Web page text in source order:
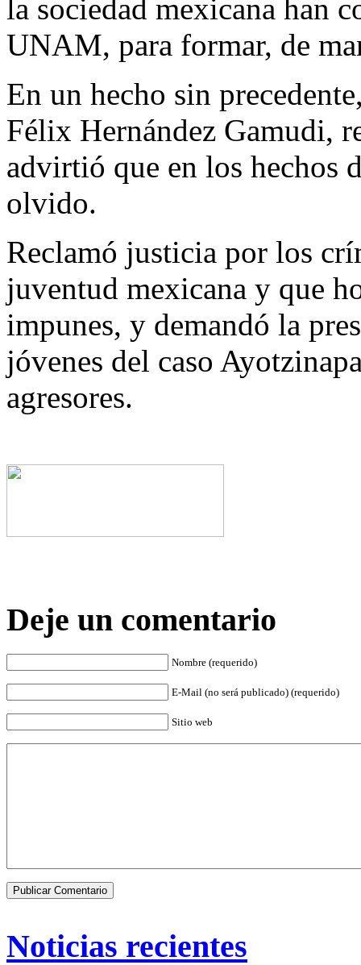
la sociedad mexicana han
UNAM, para formar, de
En un hecho sin
Félix Hernández Gamudi,
advirtió que en los hechos
olvido.
Reclamó justicia por los
juventud mexicana y que
impunes, y demandó la
jóvenes del caso
agresores.
Deje un comentario
Nombre (requerido)
E-Mail (no será publicado) (requerido)
Sitio web
Noticias recientes